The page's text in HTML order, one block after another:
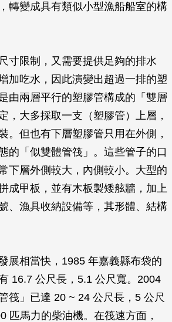
轉變成具有類似小型漁船船室的構
寸限制，又需要提供足夠的排水
加吃水，因此演變出超過一排的塑
由兩層平行的塑膠管構成的「雙層
，大多採取一支（塑膠管）上層，
。但也有下層塑膠管只用在外側，
的「似雙體管筏」。這些管子的口
下層外側較大，內側較小。大型的
成甲板，並有木板製矮舷牆，加上
、漁具收納設備等，其形體、結構
展相當快，1985 年嘉義縣布袋的
16.7 公尺長，5.1 公尺寬。2004
筏」已達 20 ~ 24 公尺長，5 公尺
匹馬力的柴油機。在筏速方面，